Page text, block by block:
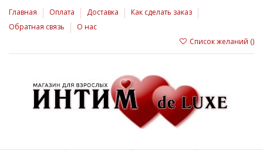
Главная Оплата Доставка
Как сделать заказ
Обратная связь
О нас
Список желаний ()